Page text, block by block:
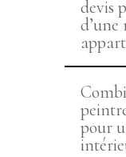
devis
d’une
pour